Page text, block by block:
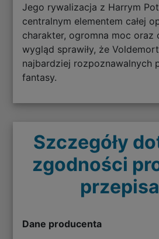
Jego rywalizacja z Harrym
centralnym elementem całej
charakter, ogromna moc oraz
wygląd sprawiły, że
najbardziej rozpoznawalnych
fantasy.
Szczegóły
zgodności
Dane producenta